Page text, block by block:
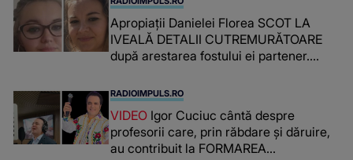
Apropiații Danielei Florea SCOT LA
IVEALĂ DETALII CUTREMURĂTOARE
după arestarea fostului ei partener.
românca ucisă în Italia și ascunsă în
lada unui pat: " Îmi pare rău că nu am
reușit să fac mai mult pentru ea și..."
RADIOIMPULS.RO
VIDEO Igor Cuciuc cântă despre
profesorii care, prin răbdare și dăruire,
au contribuit la FORMAREA